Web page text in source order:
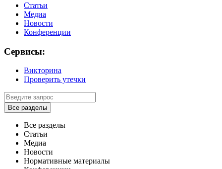
Статьи
Медиа
Новости
Конференции
Сервисы:
Викторина
Проверить утечки
Все разделы
Все разделы
Статьи
Медиа
Новости
Нормативные материалы